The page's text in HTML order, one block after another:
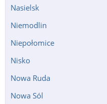
Nasielsk
Niemodlin
Niepołomice
Nisko
Nowa Ruda
Nowa Sól